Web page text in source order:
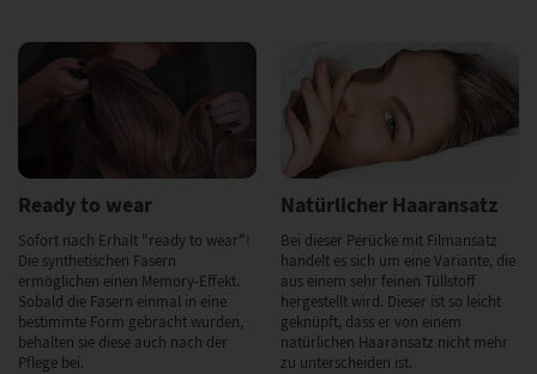
Ready to wear
Sofort nach Erhalt "ready to wear"!
Die synthetischen Fasern
ermöglichen einen Memory-Effekt.
Sobald die Fasern einmal in eine
bestimmte Form gebracht wurden,
behalten sie diese auch nach der
Pflege bei.
Natürlicher Haaransatz
Bei dieser Perücke mit Filmansatz
handelt es sich um eine Variante, die
aus einem sehr feinen Tüllstoff
hergestellt wird. Dieser ist so leicht
geknüpft, dass er von einem
natürlichen Haaransatz nicht mehr
zu unterscheiden ist.